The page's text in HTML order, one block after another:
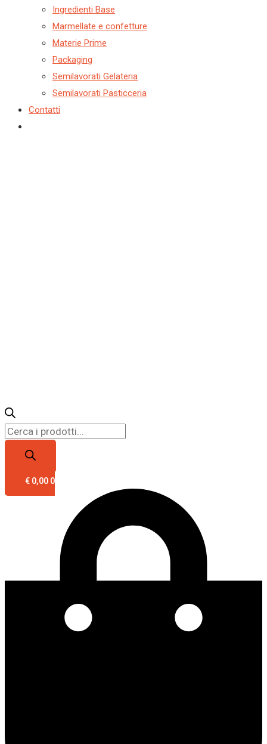
Ingredienti Base
Marmellate e confetture
Materie Prime
Packaging
Semilavorati Gelateria
Semilavorati Pasticceria
Contatti
€ 0,00 0